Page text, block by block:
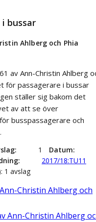
bussar
Ahlberg och Phia
av Ann-Christin Ahlberg
för passagerare i bussar
ställer sig bakom det
av att se över
busspassagerare och
1
Datum
2017/18:TU11
1 avslag
Christin Ahlberg och
Ann-Christin Ahlberg